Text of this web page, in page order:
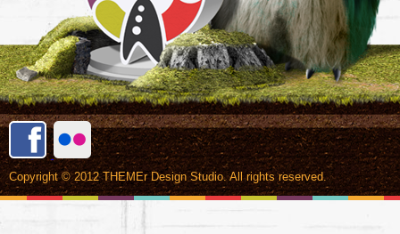
Copyright © 2012 THEMEr Design Studio. All rights reserved.